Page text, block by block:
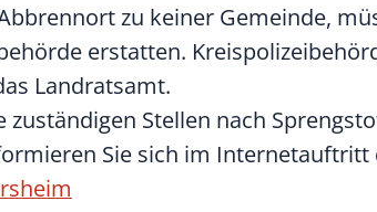
zu keiner Gemeinde,
erstatten.
Landratsamt.
zuständigen Stellen nach
Sie sich im Internetauftritt